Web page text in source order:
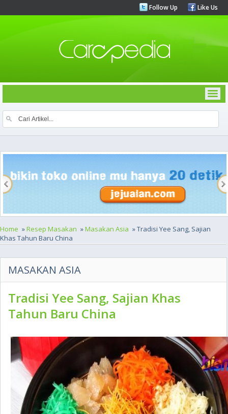
Follow Up Like Us
Home »Resep Masakan »Masakan Asia » Tradisi Yee Sang, Sajian
Khas Tahun Baru China
MASAKAN ASIA
Tradisi Yee Sang, Sajian Khas
Tahun Baru China